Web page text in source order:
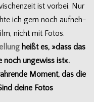
ist vor­bei. Nur
ich gern noch auf­neh­
nicht mit Fotos.
heißt es, »dass das
noch unge­wiss ist«.
Moment, das die
deine Fotos